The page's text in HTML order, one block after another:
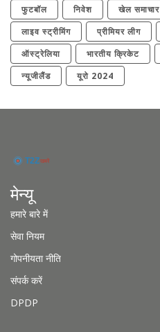
फुटबॉल
निवेश खेल समाचार
लाइव स्ट्रीमिंग
प्रीमियर लीग
ऑस्ट्रेलिया
भारतीय क्रिकेट
न्यूजीलैंड
यूरो 2024
मेन्यू
हमारे बारे में
सेवा नियम
गोपनीयता नीति
संपर्क करें
DPDP